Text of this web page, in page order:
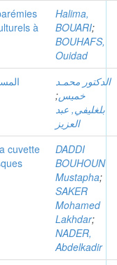
à
Halima,
BOUARI;
BOUHAFS,
Ouidad
الدكتور محمـد
خميس;
بلغليفي, عبد
العزيز
cuvette
DADDI
BOUHOUN
Mustapha;
SAKER
Mohamed
Lakhdar;
NADER,
Abdelkadir